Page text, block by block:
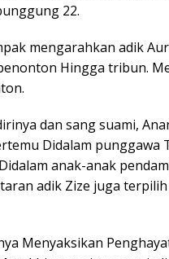
22.
mengarahkan adik
Hingga tribun.
dan sang suami,
Didalam punggawa
anak-anak
adik Zize juga
Menyaksikan